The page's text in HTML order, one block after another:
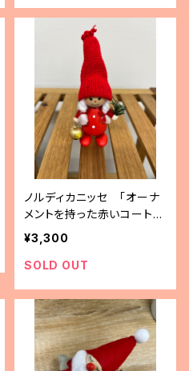
ノルディカニッセ 「オーナ
メントを持った赤いコートの
女の子」
¥3,300
SOLD OUT